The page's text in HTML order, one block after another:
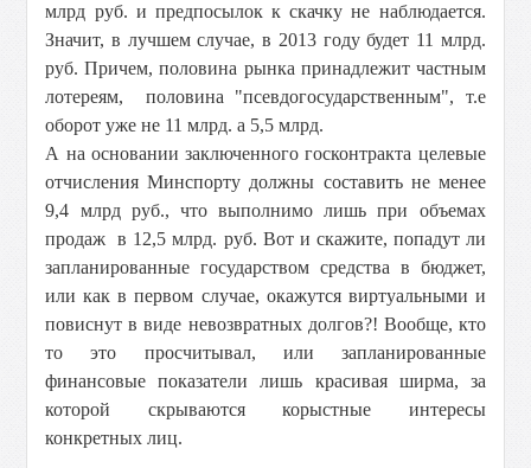
млрд руб. и предпосылок к скачку не наблюдается.
Значит, в лучшем случае, в 2013 году будет 11 млрд.
руб. Причем, половина рынка принадлежит частным
лотереям, половина "псевдогосударственным", т.е
оборот уже не 11 млрд. а 5,5 млрд.
А на основании заключенного госконтракта целевые
отчисления Минспорту должны составить не менее
9,4 млрд руб., что выполнимо лишь при объемах
продаж в 12,5 млрд. руб. Вот и скажите, попадут ли
запланированные государством средства в бюджет,
или как в первом случае, окажутся виртуальными и
повиснут в виде невозвратных долгов?! Вообще, кто
то это просчитывал, или запланированные
финансовые показатели лишь красивая ширма, за
которой скрываются корыстные интересы
конкретных лиц.